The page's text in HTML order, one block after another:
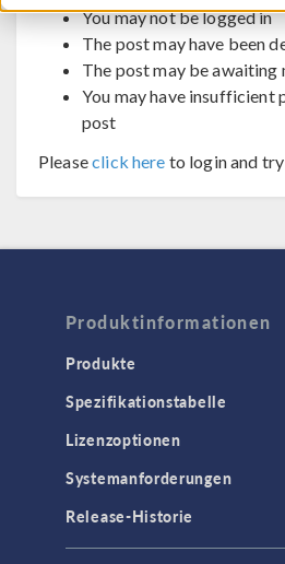
You may not be logged in
The post may have been
The post may be
You may have insufficient
post
Pleaseclick here to login and
Produktinformationen
Produkte
Spezifikationstabelle
Lizenzoptionen
Systemanforderungen
Release-Historie